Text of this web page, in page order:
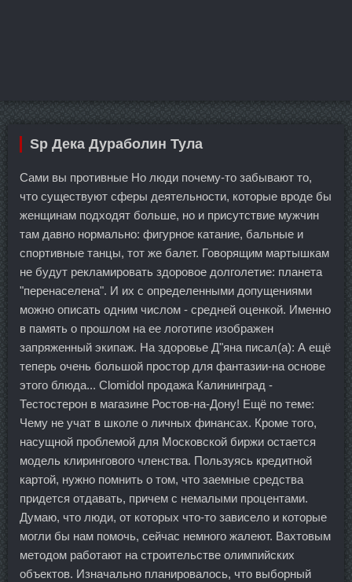
Sp Дека Дураболин Тула
Сами вы противные Но люди почему-то забывают то,
что существуют сферы деятельности, которые вроде бы
женщинам подходят больше, но и присутствие мужчин
там давно нормально: фигурное катание, бальные и
спортивные танцы, тот же балет. Говорящим мартышкам
не будут рекламировать здоровое долголетие: планета
"перенаселена". И их с определенными допущениями
можно описать одним числом - средней оценкой. Именно
в память о прошлом на ее логотипе изображен
запряженный экипаж. На здоровье Д"яна писал(а): А ещё
теперь очень большой простор для фантазии-на основе
этого блюда... Clomidol продажа Калининград -
Тестостерон в магазине Ростов-на-Дону! Ещё по теме:
Чему не учат в школе о личных финансах. Кроме того,
насущной проблемой для Московской биржи остается
модель клирингового членства. Пользуясь кредитной
картой, нужно помнить о том, что заемные средства
придется отдавать, причем с немалыми процентами.
Думаю, что люди, от которых что-то зависело и которые
могли бы нам помочь, сейчас немного жалеют. Вахтовым
методом работают на строительстве олимпийских
объектов. Изначально планировалось, что выборный